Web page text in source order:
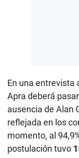
En una entrevista
Apra deberá
ausencia de Alan
reflejada en los
momento, al
postulación tuvo